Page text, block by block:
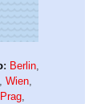
: Berlin
Wien
Prag